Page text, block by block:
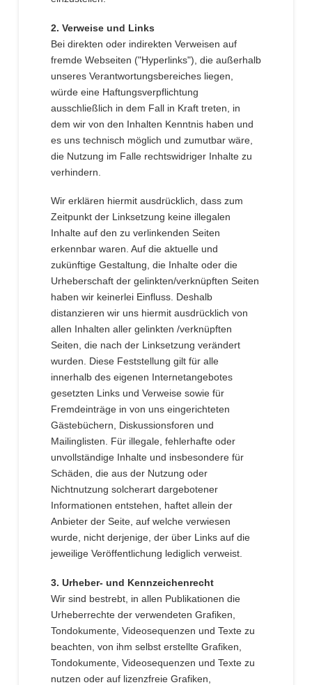
2. Verweise und Links
Bei direkten oder indirekten Verweisen auf
fremde Webseiten ("Hyperlinks"), die außerhalb
unseres Verantwortungsbereiches liegen,
würde eine Haftungsverpflichtung
ausschließlich in dem Fall in Kraft treten, in
dem wir von den Inhalten Kenntnis haben und
es uns technisch möglich und zumutbar wäre,
die Nutzung im Falle rechtswidriger Inhalte zu
verhindern.
Wir erklären hiermit ausdrücklich, dass zum
Zeitpunkt der Linksetzung keine illegalen
Inhalte auf den zu verlinkenden Seiten
erkennbar waren. Auf die aktuelle und
zukünftige Gestaltung, die Inhalte oder die
Urheberschaft der gelinkten/verknüpften Seiten
haben wir keinerlei Einfluss. Deshalb
distanzieren wir uns hiermit ausdrücklich von
allen Inhalten aller gelinkten /verknüpften
Seiten, die nach der Linksetzung verändert
wurden. Diese Feststellung gilt für alle
innerhalb des eigenen Internetangebotes
gesetzten Links und Verweise sowie für
Fremdeinträge in von uns eingerichteten
Gästebüchern, Diskussionsforen und
Mailinglisten. Für illegale, fehlerhafte oder
unvollständige Inhalte und insbesondere für
Schäden, die aus der Nutzung oder
Nichtnutzung solcherart dargebotener
Informationen entstehen, haftet allein der
Anbieter der Seite, auf welche verwiesen
wurde, nicht derjenige, der über Links auf die
jeweilige Veröffentlichung lediglich verweist.
3. Urheber- und Kennzeichenrecht
Wir sind bestrebt, in allen Publikationen die
Urheberrechte der verwendeten Grafiken,
Tondokumente, Videosequenzen und Texte zu
beachten, von ihm selbst erstellte Grafiken,
Tondokumente, Videosequenzen und Texte zu
nutzen oder auf lizenzfreie Grafiken,